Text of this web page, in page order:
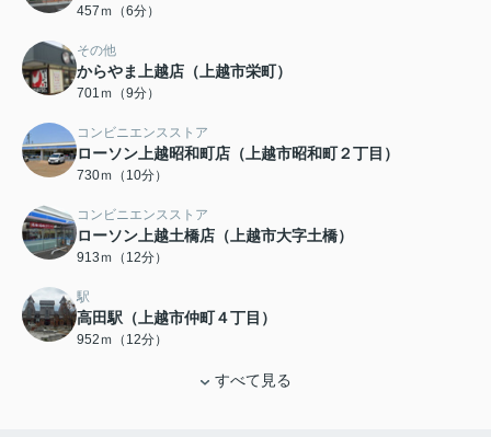
457ｍ（6分）
その他
からやま上越店（上越市栄町）
701ｍ（9分）
コンビニエンスストア
ローソン上越昭和町店（上越市昭和町２丁目）
730ｍ（10分）
コンビニエンスストア
ローソン上越土橋店（上越市大字土橋）
913ｍ（12分）
駅
高田駅（上越市仲町４丁目）
952ｍ（12分）
すべて見る